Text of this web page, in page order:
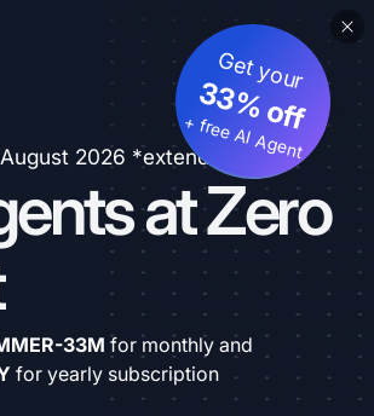
2026 *extended
at Zero
Get your
33% off
+ free AI Agent
33M for monthly and
for yearly subscription